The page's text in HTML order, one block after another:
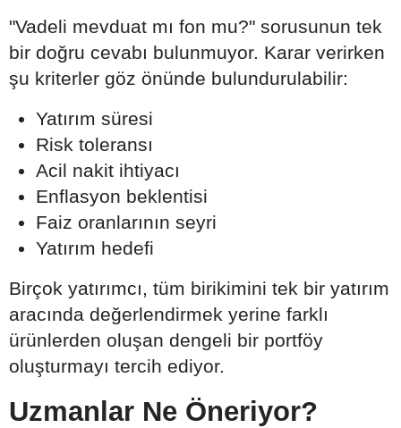
"Vadeli mevduat mı fon mu?" sorusunun tek
bir doğru cevabı bulunmuyor. Karar verirken
şu kriterler göz önünde bulundurulabilir:
Yatırım süresi
Risk toleransı
Acil nakit ihtiyacı
Enflasyon beklentisi
Faiz oranlarının seyri
Yatırım hedefi
Birçok yatırımcı, tüm birikimini tek bir yatırım
aracında değerlendirmek yerine farklı
ürünlerden oluşan dengeli bir portföy
oluşturmayı tercih ediyor.
Uzmanlar Ne Öneriyor?